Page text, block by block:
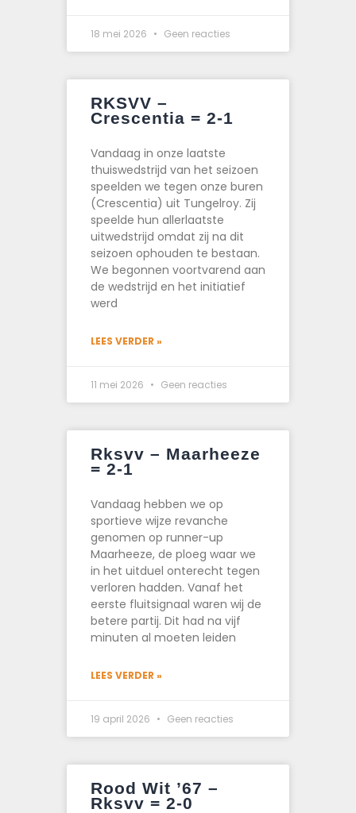
18 mei 2026 Geen reacties
RKSVV –
Crescentia = 2-1
Vandaag in onze laatste
thuiswedstrijd van het seizoen
speelden we tegen onze buren
(Crescentia) uit Tungelroy. Zij
speelde hun allerlaatste
uitwedstrijd omdat zij na dit
seizoen ophouden te bestaan.
We begonnen voortvarend aan
de wedstrijd en het initiatief
werd
LEES VERDER »
11 mei 2026 Geen reacties
Rksvv – Maarheeze
= 2-1
Vandaag hebben we op
sportieve wijze revanche
genomen op runner-up
Maarheeze, de ploeg waar we
in het uitduel onterecht tegen
verloren hadden. Vanaf het
eerste fluitsignaal waren wij de
betere partij. Dit had na vijf
minuten al moeten leiden
LEES VERDER »
19 april 2026 Geen reacties
Rood Wit ’67 –
Rksvv = 2-0